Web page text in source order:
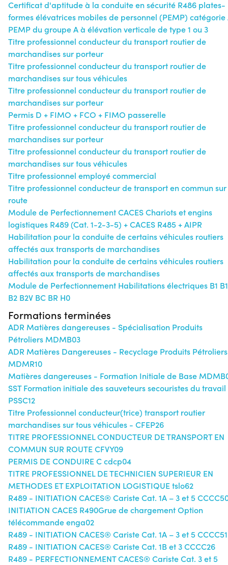
Certificat d'aptitude à la conduite en sécurité R486 plates-
formes élévatrices mobiles de personnel (PEMP) catégorie
PEMP du groupe A à élévation verticale de type 1 ou 3
Titre professionnel conducteur du transport routier de
marchandises sur porteur
Titre professionnel conducteur du transport routier de
marchandises sur tous véhicules
Titre professionnel conducteur du transport routier de
marchandises sur porteur
Permis D + FIMO + FCO + FIMO passerelle
Titre professionnel conducteur du transport routier de
marchandises sur porteur
Titre professionnel conducteur du transport routier de
marchandises sur tous véhicules
Titre professionnel employé commercial
Titre professionnel conducteur de transport en commun sur
route
Module de Perfectionnement CACES Chariots et engins
logistiques R489 (Cat. 1-2-3-5) + CACES R485 + AIPR
Habilitation pour la conduite de certains véhicules routiers
affectés aux transports de marchandises
Habilitation pour la conduite de certains véhicules routiers
affectés aux transports de marchandises
Module de Perfectionnement Habilitations électriques B1
B2 B2V BC BR H0
Formations terminées
ADR Matières dangereuses - Spécialisation Produits
Pétroliers MDMB03
ADR Matières Dangereuses - Recyclage Produits Pétroliers
MDMR10
Matières dangereuses - Formation Initiale de Base
SST Formation initiale des sauveteurs secouristes du travail
PSSC12
Titre Professionnel conducteur(trice) transport routier
marchandises sur tous véhicules - CFEP26
TITRE PROFESSIONNEL CONDUCTEUR DE TRANSPORT EN
COMMUN SUR ROUTE CFVY09
PERMIS DE CONDUIRE C cdcp04
TITRE PROFESSIONNEL DE TECHNICIEN SUPERIEUR EN
METHODES ET EXPLOITATION LOGISTIQUE tslo62
R489 - INITIATION CACES® Cariste Cat. 1A – 3 et 5
INITIATION CACES R490Grue de chargement Option
télécommande enga02
R489 - INITIATION CACES® Cariste Cat. 1A – 3 et 5 CCCC51
R489 - INITIATION CACES® Cariste Cat. 1B et 3 CCCC26
R489 - PERFECTIONNEMENT CACES® Cariste Cat. 3 et 5